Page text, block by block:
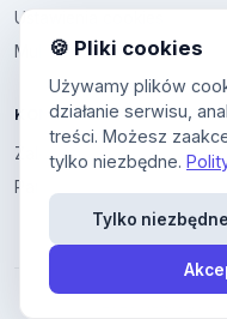
Ustawienia cookies
Multikod
KONTO
Zaloguj sie
Panel uzytkownika
🍪 Pliki cookies
Używamy plików
działanie serwisu,
treści. Możesz
tylko niezbędne.
Tylko niezbędne